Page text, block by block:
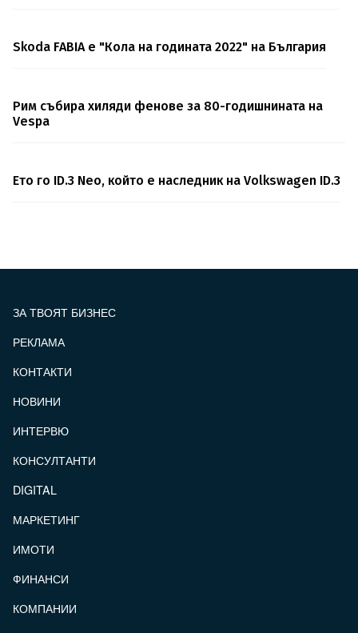
Skoda FABIA е "Кола на годината 2022" на България
Рим събира хиляди фенове за 80-годишнината на
Vespa
Ето го ID.3 Neo, който е наследник на Volkswagen ID.3
ЗА ТВОЯТ БИЗНЕС
РЕКЛАМА
КОНТАКТИ
НОВИНИ
ИНТЕРВЮ
КОНСУЛТАНТИ
DIGITAL
МАРКЕТИНГ
ИМОТИ
ФИНАНСИ
КОМПАНИИ